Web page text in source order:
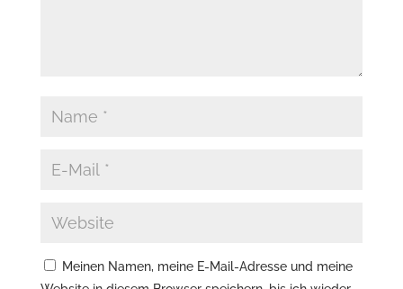
Meinen Namen, meine E-Mail-Adresse und meine